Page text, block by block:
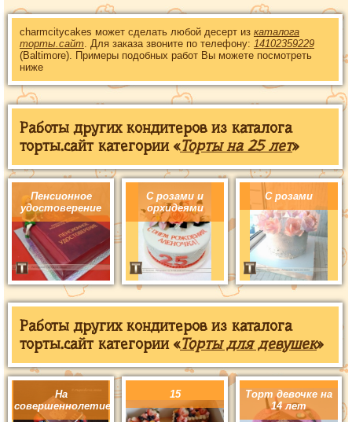
charmcitycakes может сделать любой десерт из каталога
торты.сайт. Для заказа звоните по телефону: 14102359229
(Baltimore). Примеры подобных работ Вы можете посмотреть
ниже
Работы других кондитеров из каталога
торты.сайт категории «Торты на 25 лет»
Пенсионное
удостоверение
С розами и
орхидеями
С розами
Работы других кондитеров из каталога
торты.сайт категории «Торты для девушек»
На
совершеннолетие
15
Торт девочке на
14 лет